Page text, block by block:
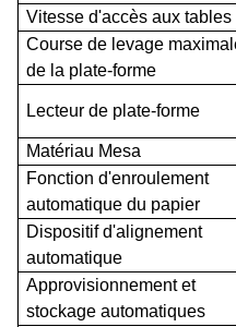
Vitesse d'accès aux tables
Course de levage
de la plate-forme
Lecteur de plate-forme
Matériau Mesa
Fonction d'enroulement
automatique du papier
Dispositif d'alignement
automatique
Approvisionnement et
stockage automatiques